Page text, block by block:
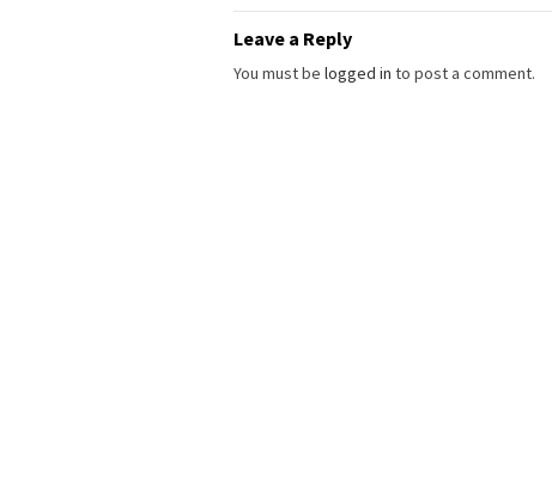
Leave a Reply
You must be logged in to post a comment.